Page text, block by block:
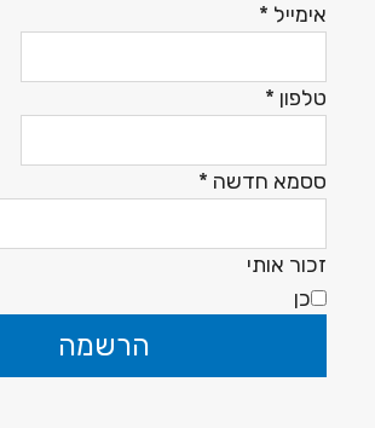
אימייל *
טלפון *
ססמא חדשה *
זכור אותי
כן
הרשמה